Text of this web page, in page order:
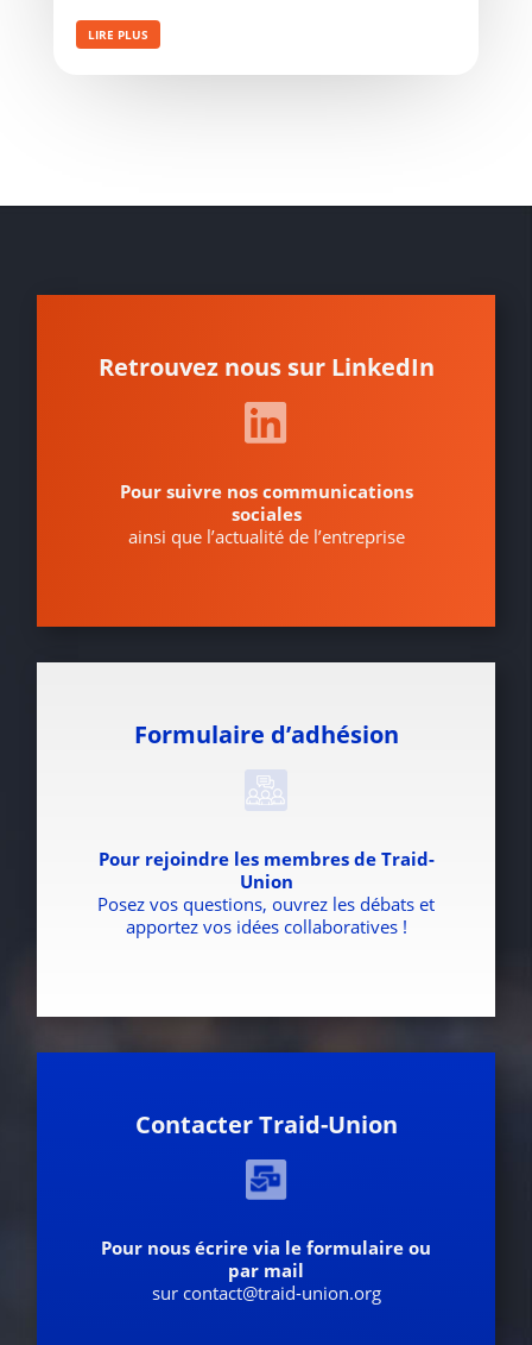
LIRE PLUS
Retrouvez nous sur LinkedIn
Pour suivre nos communications
sociales
ainsi que l’actualité de l’entreprise
Formulaire d’adhésion
Pour rejoindre les membres de Traid-
Union
Posez vos questions, ouvrez les débats et
apportez vos idées collaboratives !
Contacter Traid-Union
Pour nous écrire via le formulaire ou
par mail
sur contact@traid-union.org